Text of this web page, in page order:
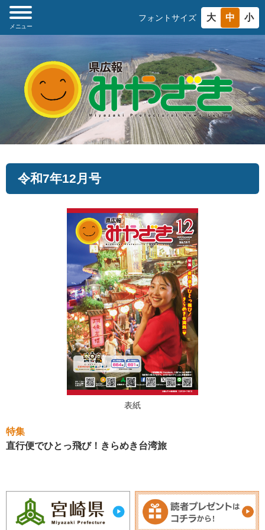
フォントサイズ 大 中 小
メニュー
令和7年12月号
表紙
特集
直行便でひとっ飛び！きらめき台湾旅